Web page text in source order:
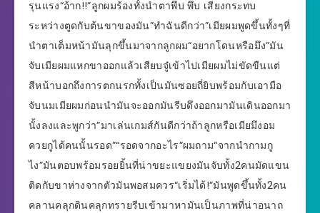
รุนแรง“อ้าก!!”ลูกผมร้องทั้งนำตาพึบ พึบ เสียงกระทบ
ระหว่างตูดกับต้นขาของมัน”ทำฉันดีกว่า”เมียผมพูดขึ้นทั้งๆที่
นำตาเต็มหน้ามันลุกขึ้นมาจากลูกผม“อยากโดนหรือมึง”มัน
จับเมียผมแหกขาออกแล้วเสียบจู๋เข้าไปเมียผมไม่ขัดขืนแต่
สีหน้าบอกถึงการตกนรกทั้งเป็นมันซอยถี่ยิบพร้อมกับเอามือ
จับนมเมียผมก่อนนำมันจะออกมันรีบดึงออกมามันเดินออกมา
นั้งลงและพูกว่า”มาเล่นเกมส์กันดีกว่าถ้าลูกหรือเมียมึงอม
ควยกูได้คนนั้นรอด”“รอดจากอะไร”ผมถาม“จากนำกามกู
ไง”มันตอบพร้อมรอยยิ้นที่น่าขยะแขยงมันจับทั้ง2คนมัดแขน
ติดกับขาห่างจากตัวมันพอสมควร“เริ่มได้!”มันพูดขึ้นทั้ง2คน
คลานคลุกดินคลุกทรายรีบเข้ามาหามันเป็นภาพที่น่าอนาถ